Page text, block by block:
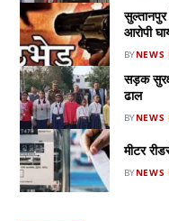
आरोपी
BYNEWS
सड़क
ढाल
BYNEWS
मीटर
BYNEWS